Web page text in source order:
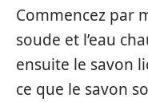
Commencez par
soude et l’eau
ensuite le savon
ce que le savon